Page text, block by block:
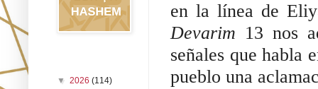
Devarim 13 nos
señales que habla
pueblo una
▼ 2026 (114)